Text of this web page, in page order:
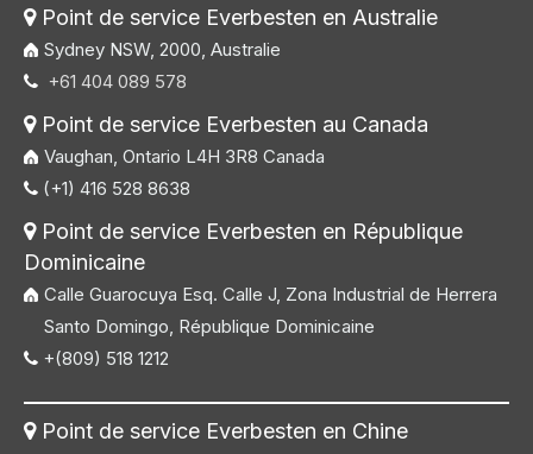
Point de service Everbesten en Australie
Sydney NSW, 2000, Australie
 +61 404 089 578
Point de service Everbesten au Canada
Vaughan, Ontario L4H 3R8 Canada
 (+1) 416 528 8638
Point de service Everbesten en République
Dominicaine
Calle Guarocuya Esq. Calle J, Zona Industrial de Herrera
Santo Domingo, République Dominicaine
 +(809) 518 1212
Point de service Everbesten en Chine